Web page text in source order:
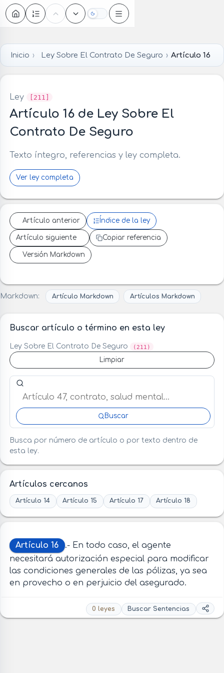
Oscuro
Inicio Ley Sobre El Contrato De Seguro Artículo 16
Ley [211]
Artículo 16 de Ley Sobre El
Contrato De Seguro
Texto íntegro, referencias y ley completa.
Ver ley completa
Artículo anterior Índice de la ley
Artículo siguiente Copiar referencia
Versión Markdown
Markdown: Artículo Markdown Artículos Markdown
Buscar artículo o término en esta ley
Ley Sobre El Contrato De Seguro (211)
Limpiar
Buscar artículo o término en esta ley
Buscar
Busca por número de artículo o por texto dentro de
esta ley.
Artículos cercanos
Artículo 14 Artículo 15 Artículo 17 Artículo 18
Artículo 16
.- En todo caso, el agente
necesitará autorización especial para modificar
las condiciones generales de las pólizas, ya sea
en provecho o en perjuicio del asegurado.
0 leyes Buscar Sentencias